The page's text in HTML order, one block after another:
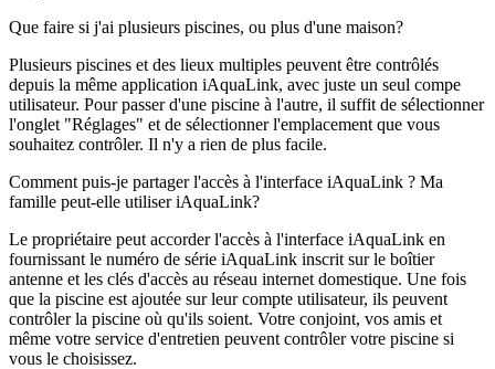
Que faire si j'ai plusieurs piscines, ou plus d'une maison?
Plusieurs piscines et des lieux multiples peuvent être contrôlés
depuis la même application iAquaLink, avec juste un seul compe
utilisateur. Pour passer d'une piscine à l'autre, il suffit de sélectionner
l'onglet "Réglages" et de sélectionner l'emplacement que vous
souhaitez contrôler. Il n'y a rien de plus facile.
Comment puis-je partager l'accès à l'interface iAquaLink ? Ma
famille peut-elle utiliser iAquaLink?
Le propriétaire peut accorder l'accès à l'interface iAquaLink en
fournissant le numéro de série iAquaLink inscrit sur le boîtier
antenne et les clés d'accès au réseau internet domestique. Une fois
que la piscine est ajoutée sur leur compte utilisateur, ils peuvent
contrôler la piscine où qu'ils soient. Votre conjoint, vos amis et
même votre service d'entretien peuvent contrôler votre piscine si
vous le choisissez.